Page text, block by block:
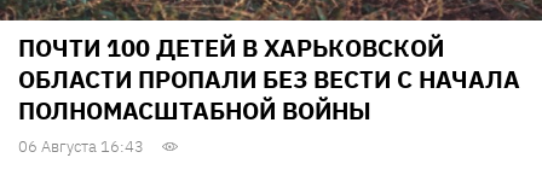
ПОЧТИ 100 ДЕТЕЙ В ХАРЬКОВСКОЙ
ОБЛАСТИ ПРОПАЛИ БЕЗ ВЕСТИ С НАЧАЛА
ПОЛНОМАСШТАБНОЙ ВОЙНЫ
06 Августа 16:43